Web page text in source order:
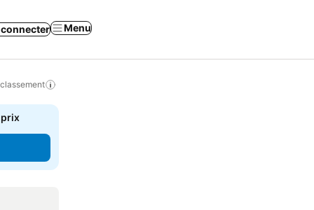
connecter Menu
prix